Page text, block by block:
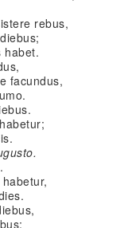
rebus,
habet.
facundus,